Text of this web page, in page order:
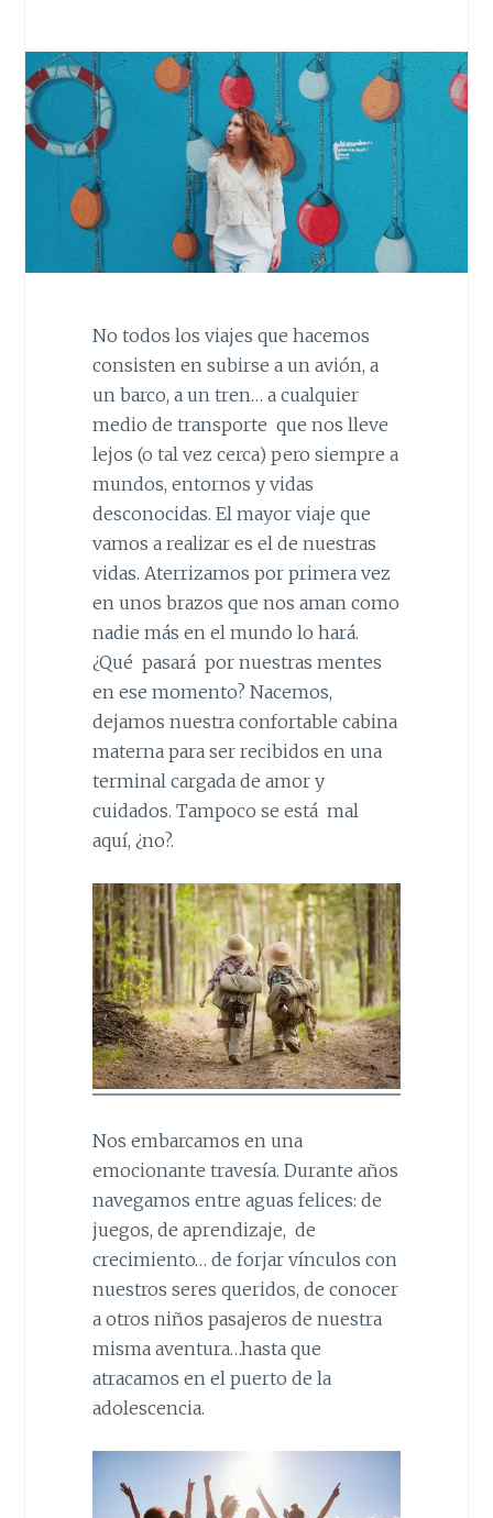
No todos los viajes que hacemos
consisten en subirse a un avión, a
un barco, a un tren… a cualquier
medio de transporte que nos lleve
lejos (o tal vez cerca) pero siempre a
mundos, entornos y vidas
desconocidas. El mayor viaje que
vamos a realizar es el de nuestras
vidas. Aterrizamos por primera vez
en unos brazos que nos aman como
nadie más en el mundo lo hará.
¿Qué pasará por nuestras mentes
en ese momento? Nacemos,
dejamos nuestra confortable cabina
materna para ser recibidos en una
terminal cargada de amor y
cuidados. Tampoco se está mal
aquí, ¿no?.
Nos embarcamos en una
emocionante travesía. Durante años
navegamos entre aguas felices: de
juegos, de aprendizaje, de
crecimiento… de forjar vínculos con
nuestros seres queridos, de conocer
a otros niños pasajeros de nuestra
misma aventura…hasta que
atracamos en el puerto de la
adolescencia.